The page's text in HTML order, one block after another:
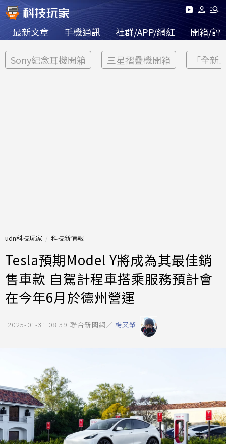
最新文章 手機通訊 社群/APP/網紅 開箱/評
Sony紀念耳機開箱 三星摺疊機開箱 「全新
udn科技玩家 科技新情報
Tesla預期Model Y將成為其最佳銷
售車款 自駕計程車搭乘服務預計會
在今年6月於德州營運
2025-01-31 08:39 聯合新聞網／ 楊又肇